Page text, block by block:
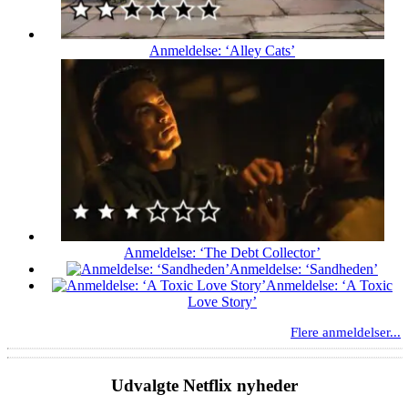
Anmeldelse: ‘Alley Cats’
Anmeldelse: ‘The Debt Collector’
Anmeldelse: ‘Sandheden’
Anmeldelse: ‘A Toxic
Love Story’
Flere anmeldelser...
Udvalgte Netflix nyheder